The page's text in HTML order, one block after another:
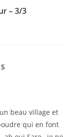
– 3/3
beau village et
qui en font